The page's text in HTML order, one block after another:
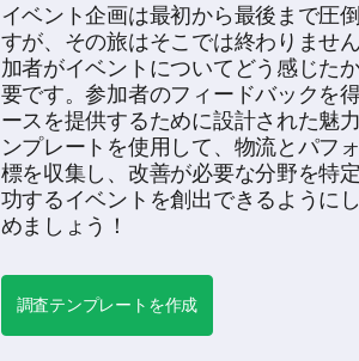
イベント企画は最初から最後まで圧
すが、その旅はそこでは終わりませ
加者がイベントについてどう感じた
要です。参加者のフィードバックを
ースを提供するために設計された魅
ンプレートを使用して、物流とパフ
標を収集し、改善が必要な分野を特
功するイベントを創出できるように
めましょう！
調査テンプレートを作成